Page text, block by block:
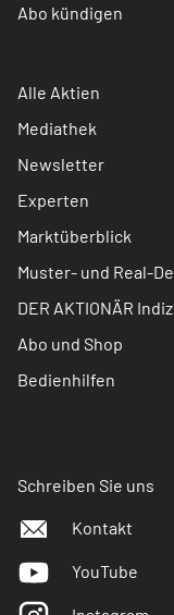
Abo kündigen
Alle Aktien
Mediathek
Newsletter
Experten
Marktüberblick
Muster- und Real-
DER AKTIONÄR
Abo und Shop
Bedienhilfen
Schreiben Sie uns
Kontakt
YouTube